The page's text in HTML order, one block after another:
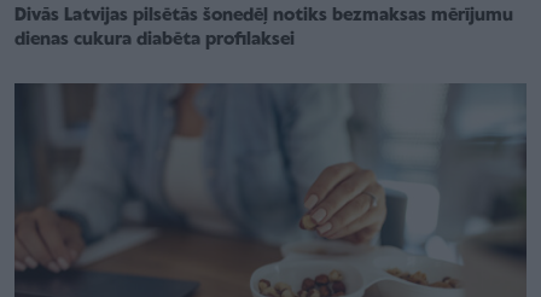
Divās Latvijas pilsētās šonedēļ notiks bezmaksas mērījumu
dienas cukura diabēta profilaksei